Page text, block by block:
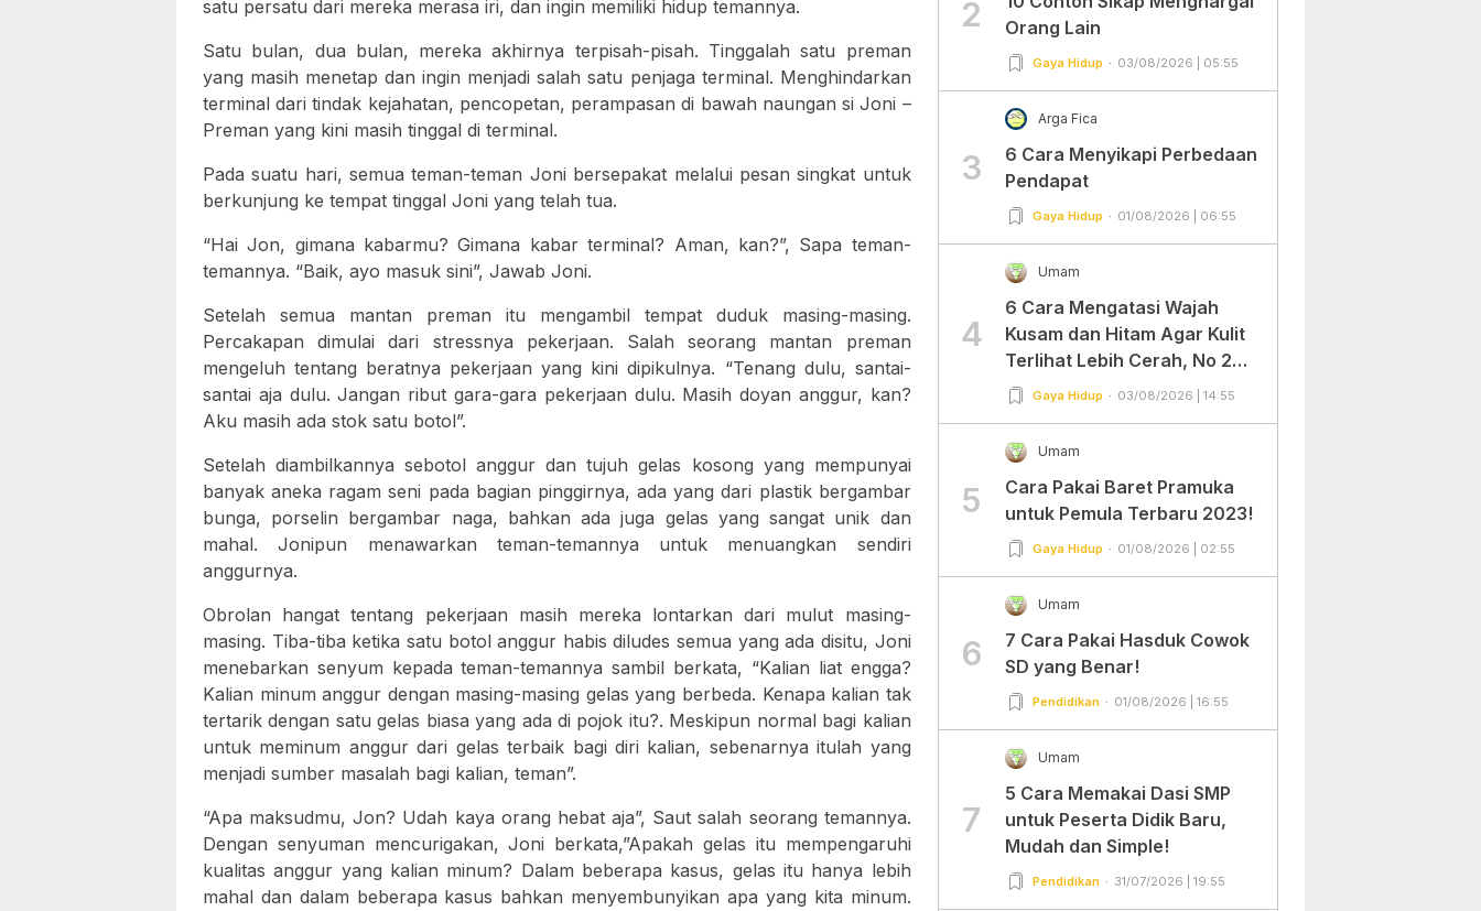
satu persatu dari mereka merasa iri, dan ingin memiliki hidup temannya.
Satu bulan, dua bulan, mereka akhirnya terpisah-pisah. Tinggalah satu preman
yang masih menetap dan ingin menjadi salah satu penjaga terminal. Menghindarkan
terminal dari tindak kejahatan, pencopetan, perampasan di bawah naungan si Joni –
Preman yang kini masih tinggal di terminal.
Pada suatu hari, semua teman-teman Joni bersepakat melalui pesan singkat untuk
berkunjung ke tempat tinggal Joni yang telah tua.
“Hai Jon, gimana kabarmu? Gimana kabar terminal? Aman, kan?”, Sapa teman-
temannya. “Baik, ayo masuk sini”, Jawab Joni.
Setelah semua mantan preman itu mengambil tempat duduk masing-masing.
Percakapan dimulai dari stressnya pekerjaan. Salah seorang mantan preman
mengeluh tentang beratnya pekerjaan yang kini dipikulnya. “Tenang dulu, santai-
santai aja dulu. Jangan ribut gara-gara pekerjaan dulu. Masih doyan anggur, kan?
Aku masih ada stok satu botol”.
Setelah diambilkannya sebotol anggur dan tujuh gelas kosong yang mempunyai
banyak aneka ragam seni pada bagian pinggirnya, ada yang dari plastik bergambar
bunga, porselin bergambar naga, bahkan ada juga gelas yang sangat unik dan
mahal. Jonipun menawarkan teman-temannya untuk menuangkan sendiri
anggurnya.
Obrolan hangat tentang pekerjaan masih mereka lontarkan dari mulut masing-
masing. Tiba-tiba ketika satu botol anggur habis diludes semua yang ada disitu, Joni
menebarkan senyum kepada teman-temannya sambil berkata, “Kalian liat engga?
Kalian minum anggur dengan masing-masing gelas yang berbeda. Kenapa kalian tak
tertarik dengan satu gelas biasa yang ada di pojok itu?. Meskipun normal bagi kalian
untuk meminum anggur dari gelas terbaik bagi diri kalian, sebenarnya itulah yang
menjadi sumber masalah bagi kalian, teman”.
“Apa maksudmu, Jon? Udah kaya orang hebat aja”, Saut salah seorang temannya.
Dengan senyuman mencurigakan, Joni berkata,”Apakah gelas itu mempengaruhi
kualitas anggur yang kalian minum? Dalam beberapa kasus, gelas itu hanya lebih
mahal dan dalam beberapa kasus bahkan menyembunyikan apa yang kita minum.
2
Orang Lain
Gaya Hidup 03/08/2026 | 05:55
3
Arga Fica
6 Cara Menyikapi Perbedaan
Pendapat
Gaya Hidup 01/08/2026 | 06:55
4
Umam
6 Cara Mengatasi Wajah
Kusam dan Hitam Agar Kulit
Terlihat Lebih Cerah, No 2
Gampang Banget dan Mudah
Gaya Hidup 03/08/2026 | 14:55
5
Umam
Cara Pakai Baret Pramuka
untuk Pemula Terbaru 2023!
Gaya Hidup 01/08/2026 | 02:55
6
Umam
7 Cara Pakai Hasduk Cowok
SD yang Benar!
Pendidikan 01/08/2026 | 16:55
7
Umam
5 Cara Memakai Dasi SMP
untuk Peserta Didik Baru,
Mudah dan Simple!
Pendidikan 31/07/2026 | 19:55